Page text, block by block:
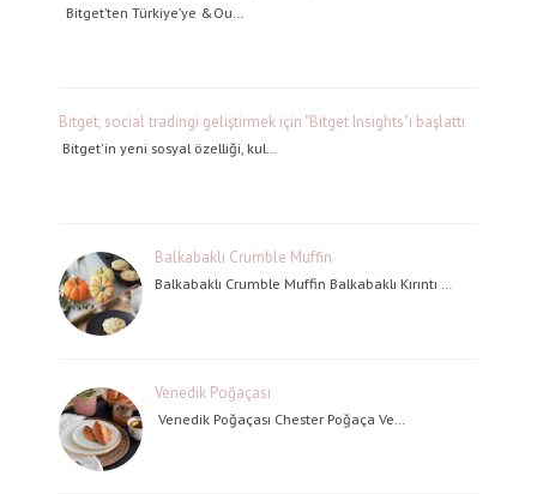
Bitget’ten Türkiye’ye &Ou…
Bitget, social tradingi geliştirmek için "Bitget Insights"ı başlattı
Bitget'in yeni sosyal özelliği, kul…
Balkabaklı Crumble Muffin
Balkabaklı Crumble Muffin Balkabaklı Kırıntı …
Venedik Poğaçası
Venedik Poğaçası Chester Poğaça Ve…